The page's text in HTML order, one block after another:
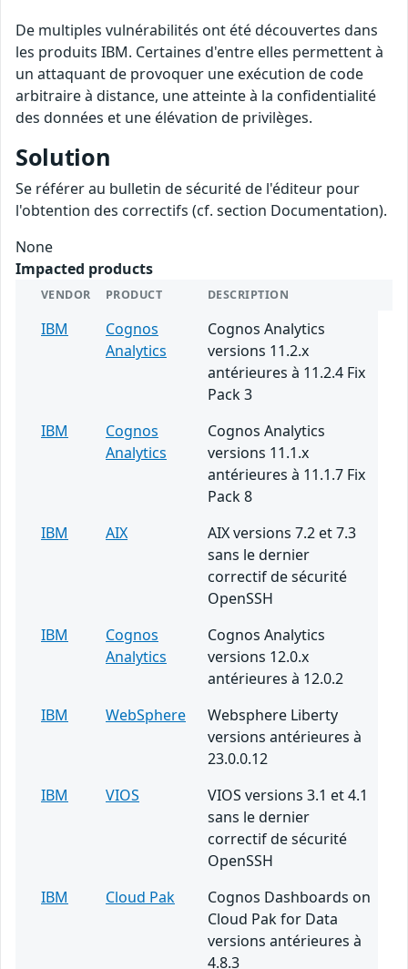
De multiples vulnérabilités ont été découvertes dans
les produits IBM. Certaines d'entre elles permettent à
un attaquant de provoquer une exécution de code
arbitraire à distance, une atteinte à la confidentialité
des données et une élévation de privilèges.
Solution
Se référer au bulletin de sécurité de l'éditeur pour
l'obtention des correctifs (cf. section Documentation).
None
Impacted products
VENDOR PRODUCT DESCRIPTION
IBM
Cognos
Analytics
Cognos Analytics
versions 11.2.x
antérieures à 11.2.4 Fix
Pack 3
IBM
Cognos
Analytics
Cognos Analytics
versions 11.1.x
antérieures à 11.1.7 Fix
Pack 8
IBM
AIX
AIX versions 7.2 et 7.3
sans le dernier
correctif de sécurité
OpenSSH
IBM
Cognos
Analytics
Cognos Analytics
versions 12.0.x
antérieures à 12.0.2
IBM
WebSphere
Websphere Liberty
versions antérieures à
23.0.0.12
IBM
VIOS
VIOS versions 3.1 et 4.1
sans le dernier
correctif de sécurité
OpenSSH
IBM
Cloud Pak
Cognos Dashboards on
Cloud Pak for Data
versions antérieures à
4.8.3